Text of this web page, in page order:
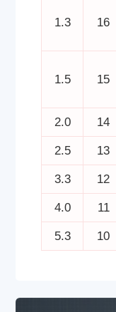
1.3 16
1.5 15
2.0 14
2.5 13
3.3 12
4.0 11
5.3 10